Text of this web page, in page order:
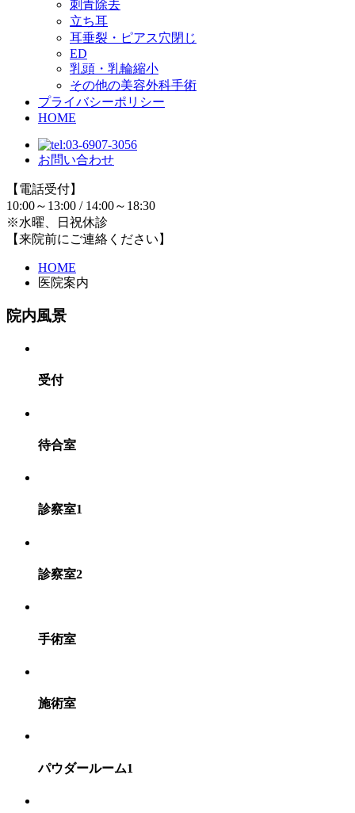
刺青除去
立ち耳
耳垂裂・ピアス穴閉じ
ED
乳頭・乳輪縮小
その他の美容外科手術
プライバシーポリシー
HOME
お問い合わせ
【電話受付】
10:00～13:00 / 14:00～18:30
※水曜、日祝休診
【来院前にご連絡ください】
HOME
医院案内
院内風景
受付
待合室
診察室1
診察室2
手術室
施術室
パウダールーム1